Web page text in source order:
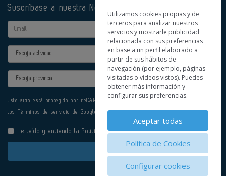
Suscríbase a nuestra Newsletter
Email
Actividad
Provincia
Este sitio está protegido por reCAPTCHA y se aplican la
los Términos de servicio de Google.
He leído y entiendo la Política de Privacidad
Enviar
Utilizamos cookies propias y de
terceros para analizar nuestros
servicios y mostrarle publicidad
relacionada con sus preferencias
en base a un perfil elaborado a
partir de sus hábitos de
navegación (por ejemplo, páginas
visitadas o videos vistos). Puedes
obtener más información y
configurar sus preferencias.
Aceptar todas
Política de Cookies
Configurar cookies